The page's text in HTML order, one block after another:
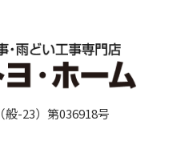
-23）第036918号